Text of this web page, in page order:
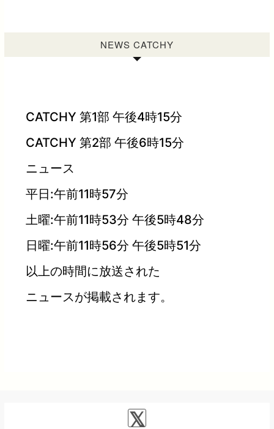
NEWS CATCHY
CATCHY 第1部 午後4時15分
CATCHY 第2部 午後6時15分
ニュース
平日:午前11時57分
土曜:午前11時53分 午後5時48分
日曜:午前11時56分 午後5時51分
以上の時間に放送された
ニュースが掲載されます。